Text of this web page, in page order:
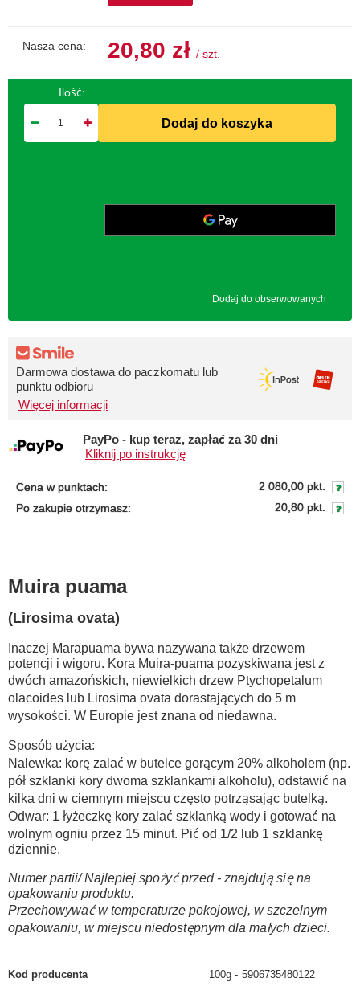
Nasza cena: 20,80 zł / szt.
Ilość:
Dodaj do koszyka
Dodaj do obserwowanych
Darmowa dostawa do paczkomatu lub
punktu odbioru
Więcej informacji
PayPo - kup teraz, zapłać za 30 dni
Kliknij po instrukcję
Cena w punktach:
2 080,00 pkt.
Po zakupie otrzymasz:
20,80 pkt.
Muira puama
(Lirosima ovata)
Inaczej Marapuama bywa nazywana także drzewem
potencji i wigoru. Kora Muira-puama pozyskiwana jest z
dwóch amazońskich, niewielkich drzew Ptychopetalum
olacoides lub Lirosima ovata dorastających do 5 m
wysokości. W Europie jest znana od niedawna.
Sposób użycia:
Nalewka: korę zalać w butelce gorącym 20% alkoholem (np.
pół szklanki kory dwoma szklankami alkoholu), odstawić na
kilka dni w ciemnym miejscu często potrząsając butelką.
Odwar: 1 łyżeczkę kory zalać szklanką wody i gotować na
wolnym ogniu przez 15 minut. Pić od 1/2 lub 1 szklankę
dziennie.
Numer partii/ Najlepiej spożyć przed - znajdują się na
opakowaniu produktu.
Przechowywać w temperaturze pokojowej, w szczelnym
opakowaniu, w miejscu niedostępnym dla małych dzieci.
Kod producenta 100g 5906735480122